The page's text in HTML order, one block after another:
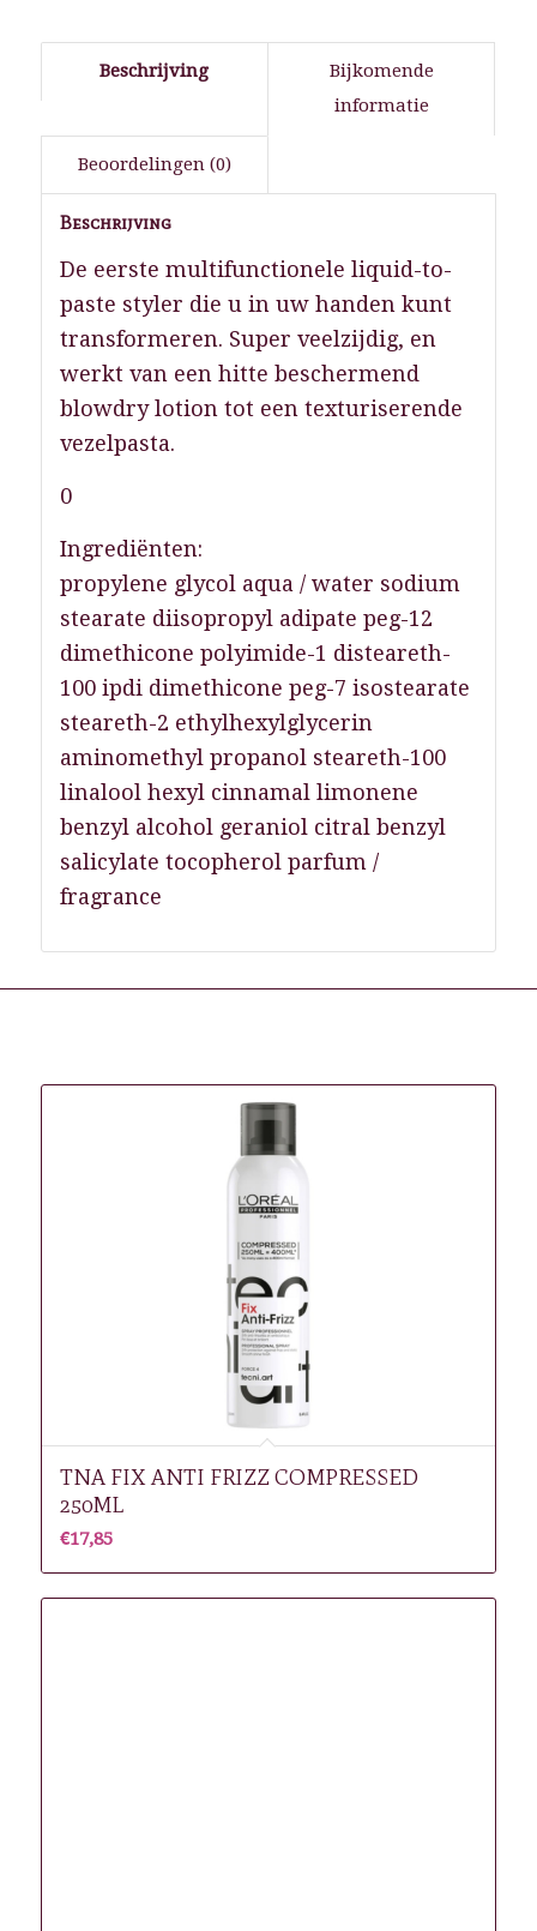
Beschrijving
Bijkomende
informatie
Beoordelingen (0)
Beschrijving
De eerste multifunctionele liquid-to-
paste styler die u in uw handen kunt
transformeren. Super veelzijdig, en
werkt van een hitte beschermend
blowdry lotion tot een texturiserende
vezelpasta.
0
Ingrediënten:
propylene glycol aqua / water sodium
stearate diisopropyl adipate peg-12
dimethicone polyimide-1 disteareth-
100 ipdi dimethicone peg-7 isostearate
steareth-2 ethylhexylglycerin
aminomethyl propanol steareth-100
linalool hexyl cinnamal limonene
benzyl alcohol geraniol citral benzyl
salicylate tocopherol parfum /
fragrance
TNA FIX ANTI FRIZZ COMPRESSED
250ML
€17,85